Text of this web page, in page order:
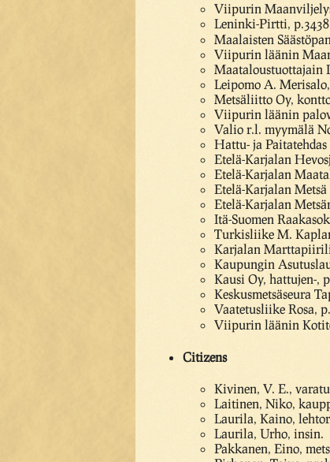
Viipurin
Leninki-Pirtti,
Maalaisten
Viipurin läänin
Maataloustuottajain
Leipomo A.
Metsäliitto Oy,
Viipurin läänin
Valio r.l. myymälä
Hattu- ja Paitatehdas
Etelä-Karjalan
Etelä-Karjalan
Etelä-Karjalan
Etelä-Karjalan
Itä-Suomen
Turkisliike M.
Karjalan
Kaupungin
Kausi Oy, hattujen-,
Keskusmetsäseura
Vaatetusliike Rosa,
Viipurin läänin
Citizens
Kivinen, V. E.,
Laitinen, Niko,
Laurila, Kaino,
Laurila, Urho, insin.
Pakkanen, Eino,